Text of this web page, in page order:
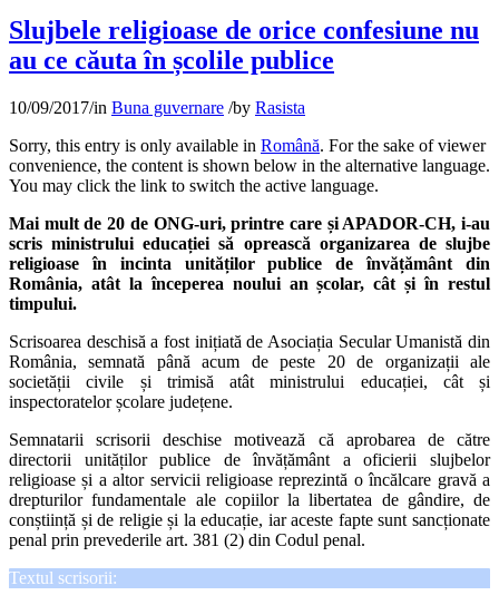
Slujbele religioase de orice confesiune nu
au ce căuta în școlile publice
10/09/2017/in Buna guvernare /by Rasista
Sorry, this entry is only available in Română. For the sake of viewer
convenience, the content is shown below in the alternative language.
You may click the link to switch the active language.
Mai mult de 20 de ONG-uri, printre care și APADOR-CH, i-au
scris ministrului educației să oprească organizarea de slujbe
religioase în incinta unităților publice de învățământ din
România, atât la începerea noului an școlar, cât și în restul
timpului.
Scrisoarea deschisă a fost inițiată de Asociația Secular Umanistă din
România, semnată până acum de peste 20 de organizații ale
societății civile și trimisă atât ministrului educației, cât și
inspectoratelor școlare județene.
Semnatarii scrisorii deschise motivează că aprobarea de către
directorii unităților publice de învățământ a oficierii slujbelor
religioase și a altor servicii religioase reprezintă o încălcare gravă a
drepturilor fundamentale ale copiilor la libertatea de gândire, de
conștiință și de religie și la educație, iar aceste fapte sunt sancționate
penal prin prevederile art. 381 (2) din Codul penal.
Textul scrisorii: